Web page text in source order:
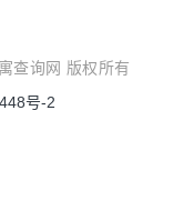
查询网 版权所有
号-2